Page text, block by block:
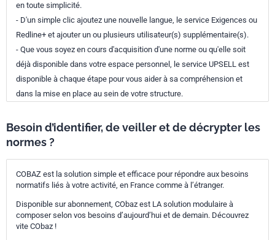
en toute simplicité.
- D'un simple clic ajoutez une nouvelle langue, le service Exigences ou
Redline+ et ajouter un ou plusieurs utilisateur(s) supplémentaire(s).
- Que vous soyez en cours d'acquisition d'une norme ou qu'elle soit
déjà disponible dans votre espace personnel, le service UPSELL est
disponible à chaque étape pour vous aider à sa compréhension et
dans la mise en place au sein de votre structure.
Besoin d’identifier, de veiller et de décrypter les
normes ?
COBAZ est la solution simple et efficace pour répondre aux besoins
normatifs liés à votre activité, en France comme à l’étranger.
Disponible sur abonnement, CObaz est LA solution modulaire à
composer selon vos besoins d’aujourd’hui et de demain. Découvrez
vite CObaz !